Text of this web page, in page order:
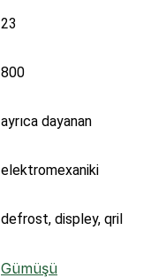
23
800
ayrıca dayanan
elektromexaniki
defrost, displey, qril
Gümüşü